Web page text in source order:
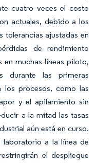
cuatro veces el costo
actuales, debido a los
tolerancias ajustadas en
de rendimiento
muchas líneas piloto,
durante las primeras
los procesos, como las
y el apilamiento sin
a la mitad las tasas
aún está en curso.
laboratorio a la línea de
el despliegue